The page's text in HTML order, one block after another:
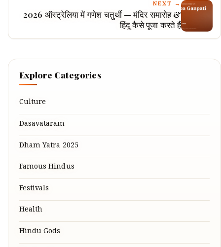
NEXT →
2026 ऑस्ट्रेलिया में गणेश चतुर्थी — मंदिर समारोह &
हिंदू कैसे पूजा करते हैं
Explore Categories
Culture
Dasavataram
Dham Yatra 2025
Famous Hindus
Festivals
Health
Hindu Gods